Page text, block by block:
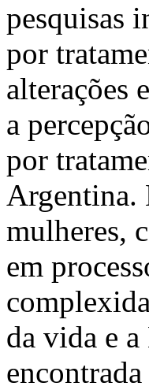
pesquisas
por
alterações
a
por
Argentina.
mulheres,
em
da vida e